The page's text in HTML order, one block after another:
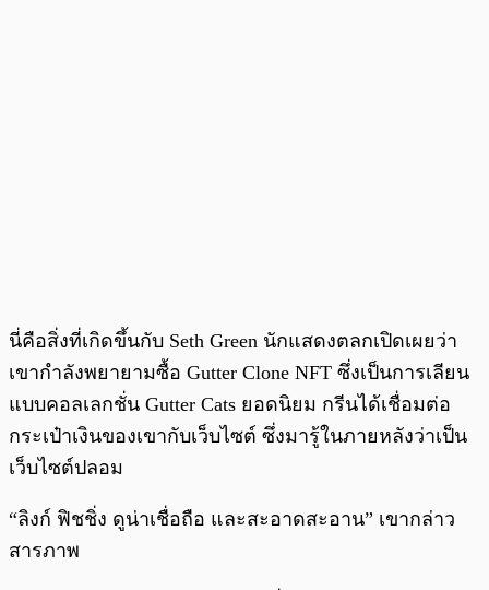
นี่คือสิ่งที่เกิดขึ้นกับ Seth Green นักแสดงตลกเปิดเผยว่า
เขากำลังพยายามซื้อ Gutter Clone NFT ซึ่งเป็นการเลียน
แบบคอลเลกชั่น Gutter Cats ยอดนิยม กรีนได้เชื่อมต่อ
กระเป๋าเงินของเขากับเว็บไซต์ ซึ่งมารู้ในภายหลังว่าเป็น
เว็บไซต์ปลอม
“ลิงก์ ฟิชชิ่ง ดูน่าเชื่อถือ และสะอาดสะอาน” เขากล่าว
สารภาพ